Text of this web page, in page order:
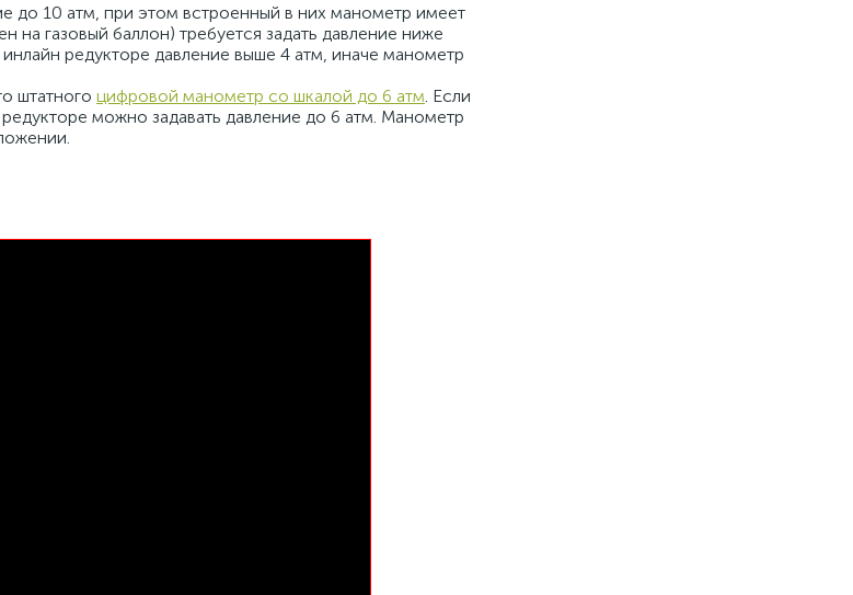
до 10 атм, при этом встроенный в них манометр имеет
газовый баллон) требуется задать давление ниже
редукторе давление выше 4 атм, иначе манометр
штатного цифровой манометр со шкалой до 6 атм. Если
можно задавать давление до 6 атм. Манометр